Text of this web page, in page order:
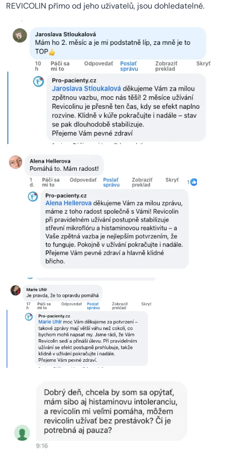
REVICOLIN přímo od jeho uživatelů, jsou dohledatelné.